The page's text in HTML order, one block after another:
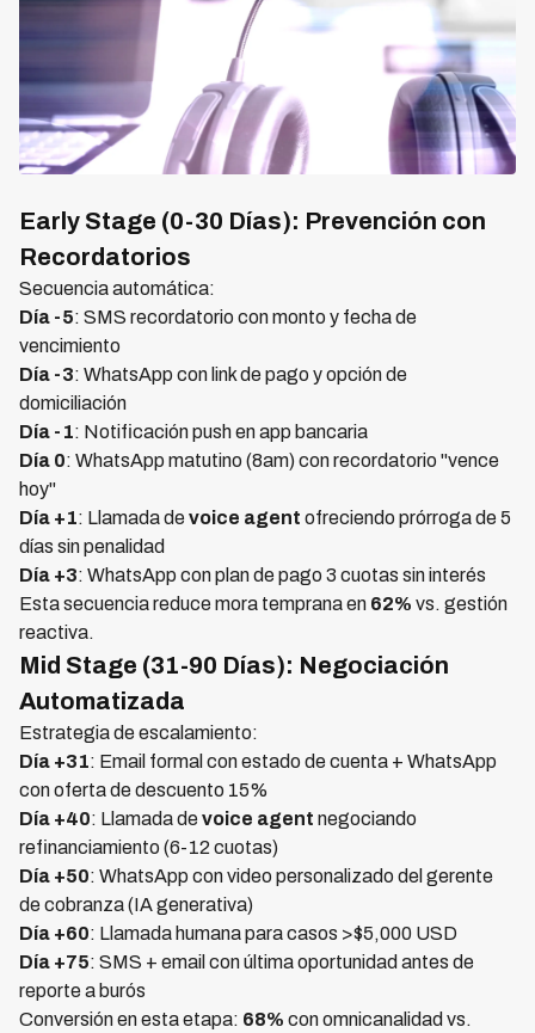
Early Stage (0-30 Días): Prevención con
Recordatorios
Secuencia automática:
Día -5: SMS recordatorio con monto y fecha de
vencimiento
Día -3: WhatsApp con link de pago y opción de
domiciliación
Día -1: Notificación push en app bancaria
Día 0: WhatsApp matutino (8am) con recordatorio "vence
hoy"
Día +1: Llamada devoice agent ofreciendo prórroga de 5
días sin penalidad
Día +3: WhatsApp con plan de pago 3 cuotas sin interés
Esta secuencia reduce mora temprana en 62% vs. gestión
reactiva.
Mid Stage (31-90 Días): Negociación
Automatizada
Estrategia de escalamiento:
Día +31: Email formal con estado de cuenta + WhatsApp
con oferta de descuento 15%
Día +40: Llamada devoice agent negociando
refinanciamiento (6-12 cuotas)
Día +50: WhatsApp con video personalizado del gerente
de cobranza (IA generativa)
Día +60: Llamada humana para casos >$5,000 USD
Día +75: SMS + email con última oportunidad antes de
reporte a burós
Conversión en esta etapa: 68% con omnicanalidad vs.